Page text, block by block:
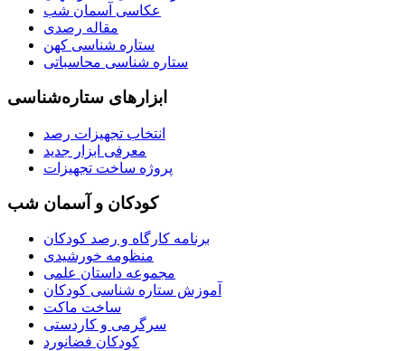
عکاسی آسمان شب
مقاله رصدی
ستاره شناسی کهن
ستاره شناسی محاسباتی
ابزارهای ستاره‌شناسی
انتخاب تجهیزات رصد
معرفی ابزار جدید
پروژه ساخت تجهیزات
کودکان و آسمان شب
برنامه‌ کارگاه و رصد کودکان
منظومه خورشیدی
مجموعه داستان علمی
آموزش ستاره شناسی کودکان
ساخت ماکت
سرگرمی و کاردستی
کودکان فضانورد